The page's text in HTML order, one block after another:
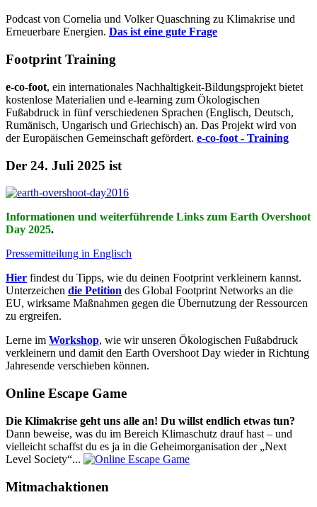
Podcast von Cornelia und Volker Quaschning zu Klimakrise und
Erneuerbare Energien. Das ist eine gute Frage
Footprint Training
e-co-foot, ein internationales Nachhaltigkeit-Bildungsprojekt bietet
kostenlose Materialien und e-learning zum Ökologischen
Fußabdruck in fünf verschiedenen Sprachen (Englisch, Deutsch,
Rumänisch, Ungarisch und Griechisch) an. Das Projekt wird von
der Europäischen Gemeinschaft gefördert. e-co-foot - Training
Der 24. Juli 2025 ist
Informationen und weiterführende Links zum Earth Overshoot
Day 2025.
Pressemitteilung in Englisch
Hier findest du Tipps, wie du deinen Footprint verkleinern kannst.
Unterzeichen die Petition des Global Footprint Networks an die
EU, wirksame Maßnahmen gegen die Übernutzung der Ressourcen
zu ergreifen.
Lerne im Workshop, wie wir unseren Ökologischen Fußabdruck
verkleinern und damit den Earth Overshoot Day wieder in Richtung
Jahresende verschieben können.
Online Escape Game
Die Klimakrise geht uns alle an! Du willst endlich etwas tun?
Dann beweise, was du im Bereich Klimaschutz drauf hast – und
vielleicht schaffst du es ja in die Geheimorganisation der „Next
Level Society“...
Mitmachaktionen